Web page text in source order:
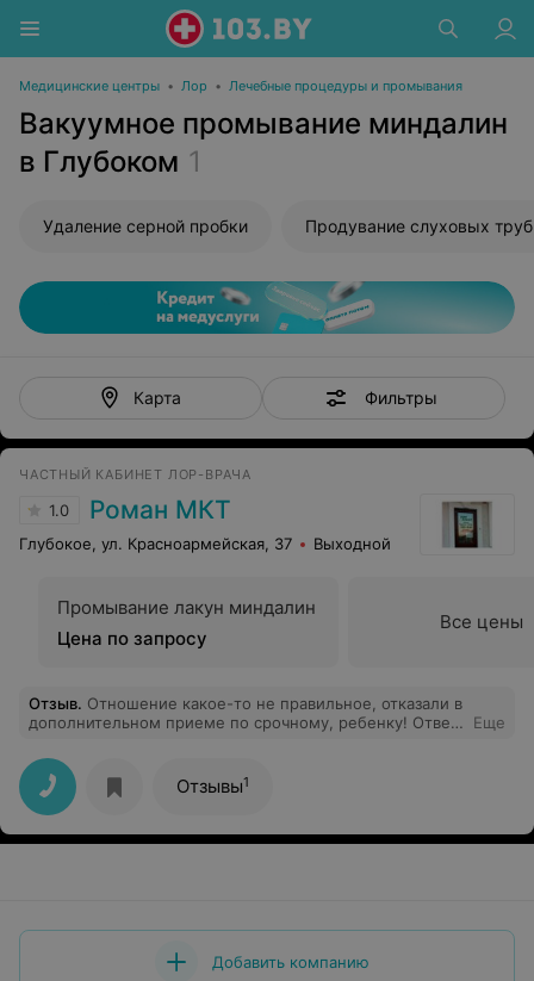
Медицинские центры • Лор • Лечебные процедуры и промывания
Вакуумное промывание миндалин
в Глубоком 1
Удаление серной пробки
Карта Фильтры
ЧАСТНЫЙ КАБИНЕТ ЛОР-ВРАЧА
1.0 Роман МКТ
Глубокое, ул. Красноармейская, 37 Выходной
Промывание лакун миндалин
Цена по запросу
Все цены
Отзыв. Отношение какое-то не правильное, отказали в
дополнительном приеме по срочному, ребенку! Ответ
меня только на записанных людей! Моё мнение это не
правильно, нам отказали в медицинской помощи!
Еще
Отзывы1
Добавить компанию